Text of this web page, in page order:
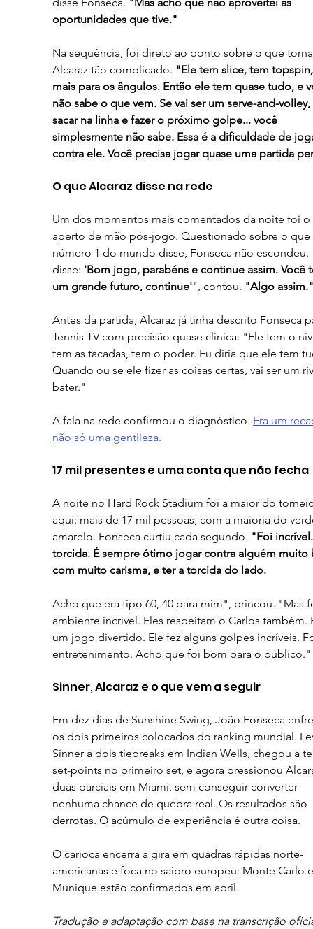
oportunidades que tive."
Na sequência, foi direto ao ponto sobre o que
Alcaraz tão complicado. "Ele tem slice, tem
mais para os ângulos. Então ele tem quase tudo, e
não sabe o que vem. Se vai ser um serve-and-
sacar na linha e fazer o próximo golpe... você
simplesmente não sabe. Essa é a dificuldade de
contra ele. Você precisa jogar quase uma partida
O que Alcaraz disse na rede
Um dos momentos mais comentados da noite foi o
aperto de mão pós-jogo. Questionado sobre o
número 1 do mundo disse, Fonseca não
disse: 'Bom jogo, parabéns e continue assim. Você
um grande futuro, continue'", contou. "Algo assim."
Antes da partida, Alcaraz já tinha descrito Fonseca
Tennis TV com precisão quase clínica: "Ele tem o
tem as tacadas, tem o poder. Eu diria que ele tem
Quando ou se ele fizer as coisas certas, vai ser um
bater."
A fala na rede confirmou o diagnóstico. Era um
não só uma gentileza.
17 mil presentes e uma conta que não fecha
A noite no Hard Rock Stadium foi a maior do
aqui: mais de 17 mil pessoas, com a maioria do
amarelo. Fonseca curtiu cada segundo. "Foi
torcida. É sempre ótimo jogar contra alguém
com muito carisma, e ter a torcida do lado.
Acho que era tipo 60, 40 para mim", brincou. "Mas
ambiente incrível. Eles respeitam o Carlos também.
um jogo divertido. Ele fez alguns golpes incríveis.
entretenimento. Acho que foi bom para o público."
Sinner, Alcaraz e o que vem a seguir
Em dez dias de Sunshine Swing, João Fonseca
os dois primeiros colocados do ranking mundial.
Sinner a dois tiebreaks em Indian Wells, chegou a
set-points no primeiro set, e agora pressionou
duas parciais em Miami, sem conseguir converter
nenhuma chance de quebra real. Os resultados são
derrotas. O acúmulo de experiência é outra coisa.
O carioca encerra a gira em quadras rápidas norte-
americanas e foca no saibro europeu: Monte Carlo
Munique estão confirmados em abril.
Tradução e adaptação com base na transcrição